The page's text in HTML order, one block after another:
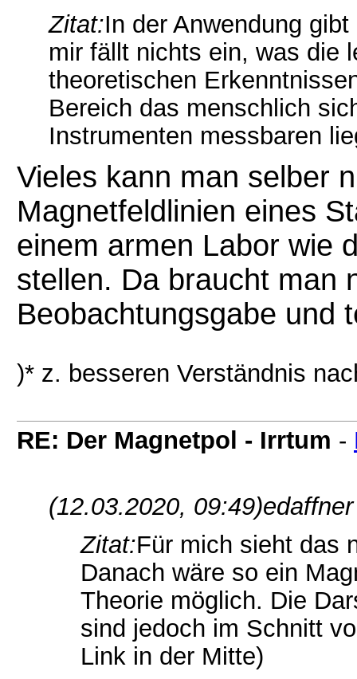
Zitat:In der Anwendung
mir fällt nichts ein, was die
theoretischen
Bereich das menschlich
Instrumenten messbaren
Vieles kann man selber
Magnetfeldlinien eines
einem armen Labor wie
stellen. Da braucht man
Beobachtungsgabe und
)* z. besseren Verständnis
RE: Der Magnetpol - Irrtum -
(12.03.2020, 09:49)
Zitat:Für mich sieht das
Danach wäre so ein
Theorie möglich. Die
sind jedoch im Schnitt
Link in der Mitte)